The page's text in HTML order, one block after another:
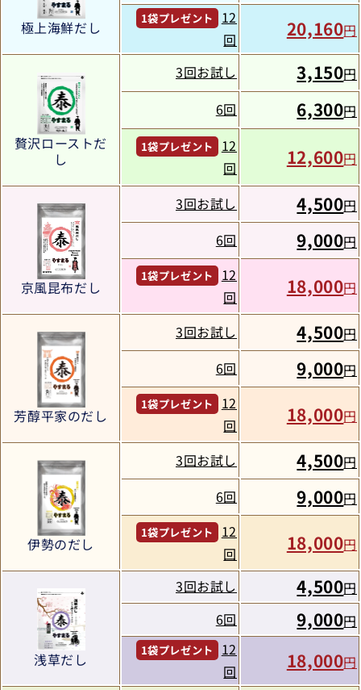
極上海鮮だし 1袋プレゼント
12
回
20,160円
贅沢ローストだ
し
3回お試し 3,150円
6回
6,300円
1袋プレゼント
12
回
12,600円
京風昆布だし
3回お試し 4,500円
6回
9,000円
1袋プレゼント
12
回
18,000円
芳醇平家のだし
3回お試し 4,500円
6回
9,000円
1袋プレゼント
12
回
18,000円
伊勢のだし
3回お試し 4,500円
6回
9,000円
1袋プレゼント
12
回
18,000円
浅草だし
3回お試し 4,500円
6回
9,000円
1袋プレゼント
12
回
18,000円